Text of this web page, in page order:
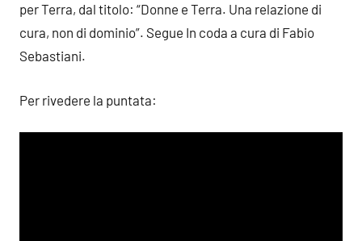
per Terra, dal titolo: “Donne e Terra. Una relazione di
cura, non di dominio”. Segue In coda a cura di Fabio
Sebastiani.
Per rivedere la puntata: